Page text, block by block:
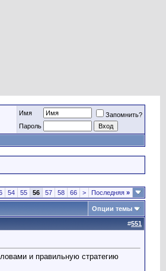
Имя
Запомнить?
Пароль
54 55 56 57 58 66 > Последняя »
Опции темы
#551
и правильную стратегию